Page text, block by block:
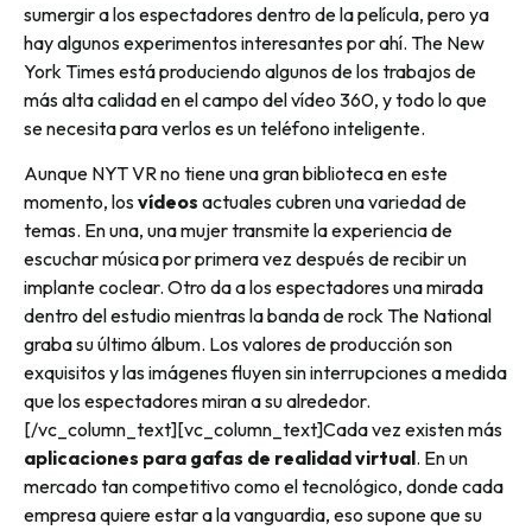
sumergir a los espectadores dentro de la película, pero ya
hay algunos experimentos interesantes por ahí. The New
York Times está produciendo algunos de los trabajos de
más alta calidad en el campo del vídeo 360, y todo lo que
se necesita para verlos es un teléfono inteligente.
Aunque NYT VR no tiene una gran biblioteca en este
momento, losvídeos actuales cubren una variedad de
temas. En una, una mujer transmite la experiencia de
escuchar música por primera vez después de recibir un
implante coclear. Otro da a los espectadores una mirada
dentro del estudio mientras la banda de rock The National
graba su último álbum. Los valores de producción son
exquisitos y las imágenes fluyen sin interrupciones a medida
que los espectadores miran a su alrededor.
[/vc_column_text][vc_column_text]Cada vez existen más
aplicaciones para gafas de realidad virtual. En un
mercado tan competitivo como el tecnológico, donde cada
empresa quiere estar a la vanguardia, eso supone que su